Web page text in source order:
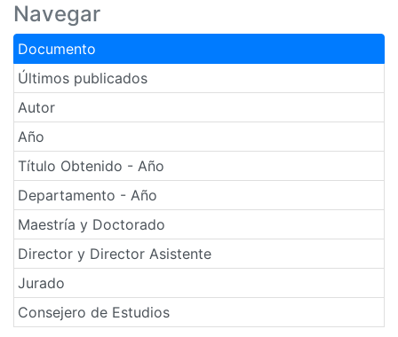
Navegar
Documento
Últimos publicados
Autor
Año
Título Obtenido - Año
Departamento - Año
Maestría y Doctorado
Director y Director Asistente
Jurado
Consejero de Estudios